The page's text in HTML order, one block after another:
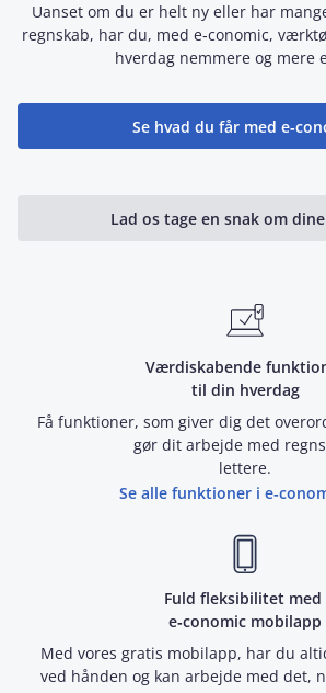
Uanset om du er helt ny eller har
regnskab, har du, med e‑conomic,
hverdag nemmere og mere
Se hvad du får med
Lad os tage en snak om
Værdiskabende
til din hverdag
Få funktioner, som giver dig det
gør dit arbejde med
lettere.
Se alle funktioner i
Fuld fleksibilitet med
e‑conomic mobilapp
Med vores gratis mobilapp, har du
ved hånden og kan arbejde med det,